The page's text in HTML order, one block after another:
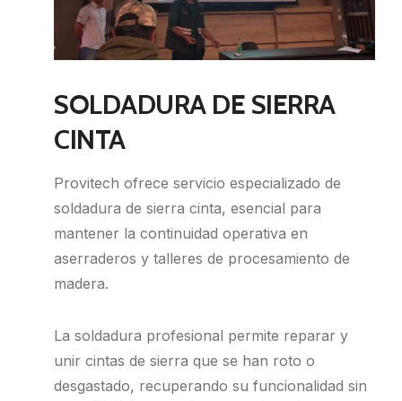
SOLDADURA DE SIERRA
CINTA
Provitech ofrece servicio especializado de
soldadura de sierra cinta, esencial para
mantener la continuidad operativa en
aserraderos y talleres de procesamiento de
madera.
La soldadura profesional permite reparar y
unir cintas de sierra que se han roto o
desgastado, recuperando su funcionalidad sin